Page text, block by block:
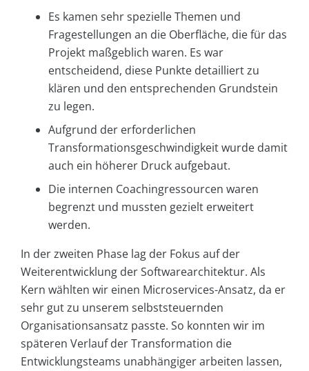
Es kamen sehr spezielle Themen und
Fragestellungen an die Oberfläche, die für das
Projekt maßgeblich waren. Es war
entscheidend, diese Punkte detailliert zu
klären und den entsprechenden Grundstein
zu legen.
Aufgrund der erforderlichen
Transformationsgeschwindigkeit wurde damit
auch ein höherer Druck aufgebaut.
Die internen Coachingressourcen waren
begrenzt und mussten gezielt erweitert
werden.
In der zweiten Phase lag der Fokus auf der
Weiterentwicklung der Softwarearchitektur. Als
Kern wählten wir einen Microservices-Ansatz, da er
sehr gut zu unserem selbststeuernden
Organisationsansatz passte. So konnten wir im
späteren Verlauf der Transformation die
Entwicklungsteams unabhängiger arbeiten lassen,